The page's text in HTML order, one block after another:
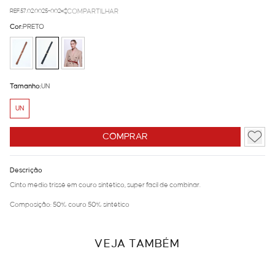
REF.57.02.0025-002 COMPARTILHAR
COMPRAR
Cor:PRETO
Tamanho:UN
UN
Descrição
Cinto médio trissê em couro sintético, super facil de combinar.
Composição: 50% couro 50% sintético
VEJA TAMBÉM